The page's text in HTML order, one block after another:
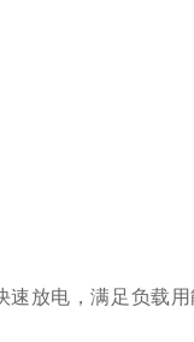
速放电，满足负载